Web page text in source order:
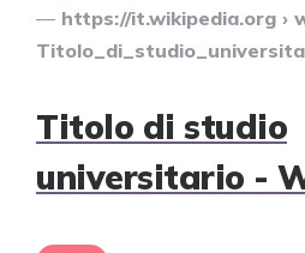
https://it.wikipedia.org ›
Titolo di studio
universitario -